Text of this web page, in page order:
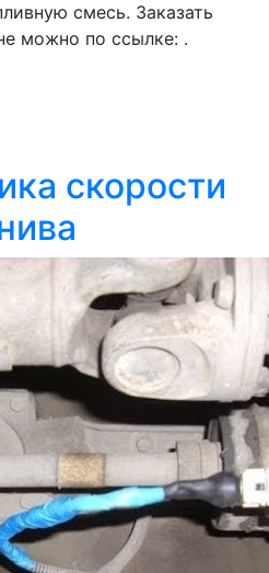
смесь. Заказать
можно по ссылке: .
скорости